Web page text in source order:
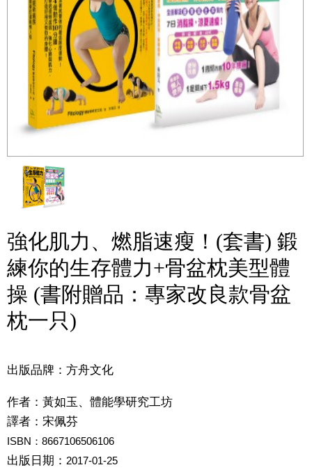
強化肌力、燃脂速瘦！(套書) 鍛
練你的生存體力+骨盆枕美型體
操 (書附贈品：專家改良款骨盆
枕一只)
出版品牌：方舟文化
作者： 黃如玉、體能學研究工坊
譯者： 宋佩芬
ISBN：8667106506106
出版日期： 2017-01-25